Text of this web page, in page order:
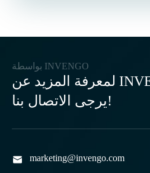
بواسطة INVENGO
لمعرفة المزيد عن INVENGO RFID ،
يرجى الاتصال بنا!
 marketing@invengo.com